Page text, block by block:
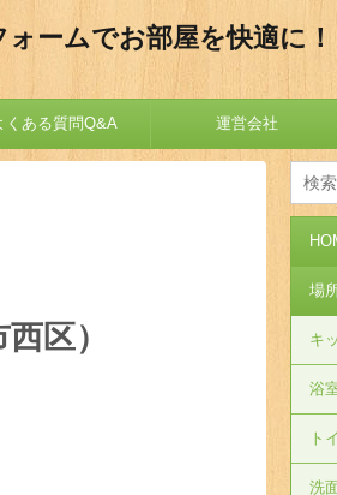
ームでお部屋を快適に！
くある質問Q&A 運営会社
区）
場
キ
浴
ト
洗